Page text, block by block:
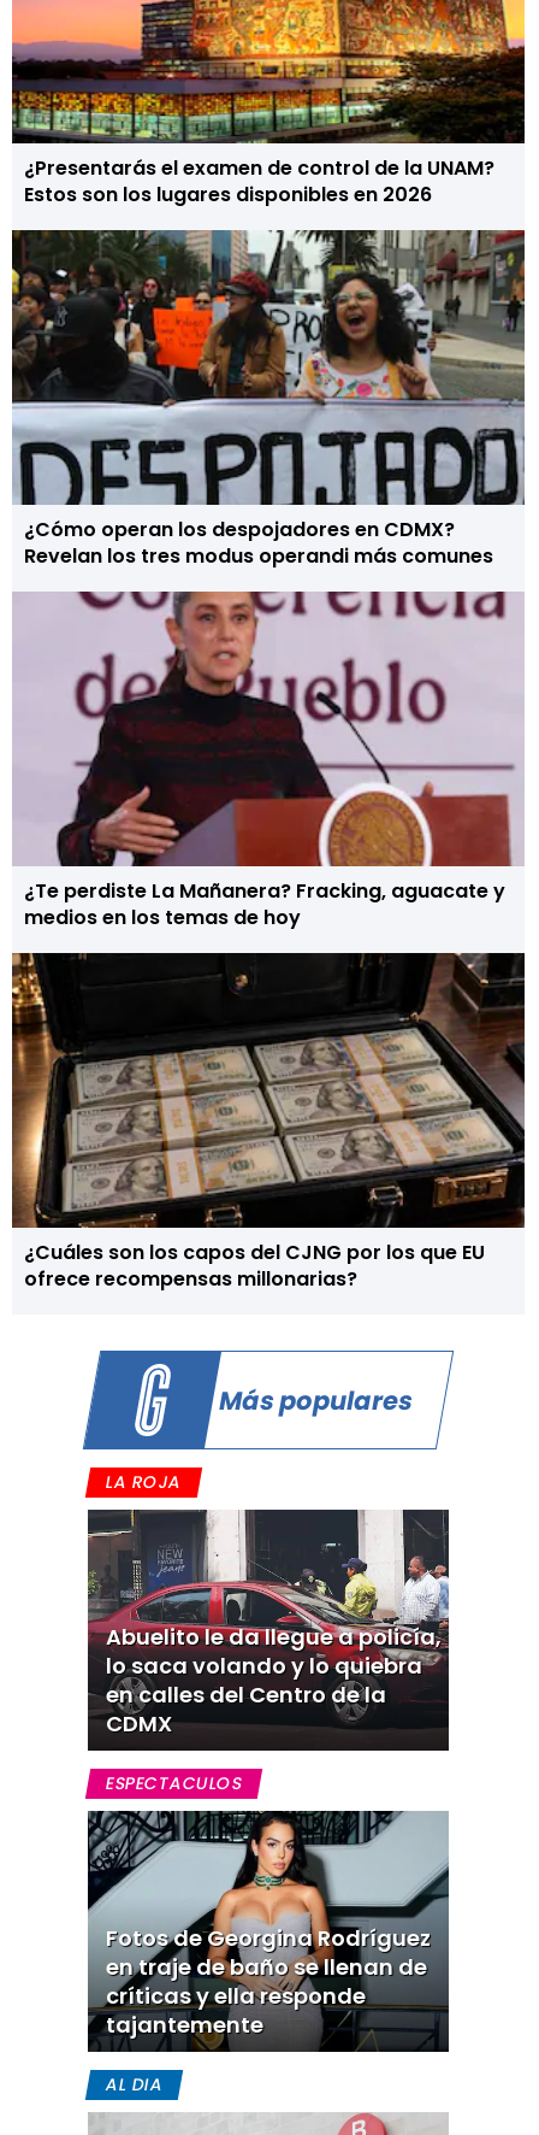
¿Presentarás el examen de control de la UNAM?
Estos son los lugares disponibles en 2026
¿Cómo operan los despojadores en CDMX?
Revelan los tres modus operandi más comunes
¿Te perdiste La Mañanera? Fracking, aguacate y
medios en los temas de hoy
¿Cuáles son los capos del CJNG por los que EU
ofrece recompensas millonarias?
Más populares
LA ROJA
Abuelito le da llegue a policía,
lo saca volando y lo quiebra
en calles del Centro de la
CDMX
ESPECTACULOS
Fotos de Georgina Rodríguez
en traje de baño se llenan de
críticas y ella responde
tajantemente
AL DIA